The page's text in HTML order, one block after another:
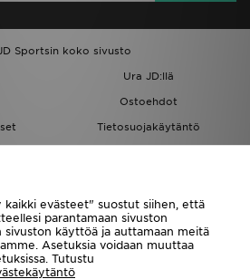
Sportsin koko sivusto
Ura JD:llä
Ostoehdot
Tietosuojakäytäntö
JD Blog
kaikki evästeet" suostut siihen, että
parantamaan sivuston
sivuston käyttöä ja auttamaan meitä
Asetuksia voidaan muuttaa
Tutustu